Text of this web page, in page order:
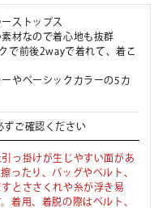
ストップス
材なので着心地も抜群
で前後2wayで着れて、着こ
やベーシックカラーの5カ
ずご確認ください
っ掛けが生じやすい面があ
ったり、バッグやベルト、
とささくれや糸が浮き易
着用、着脱の際はベルト、